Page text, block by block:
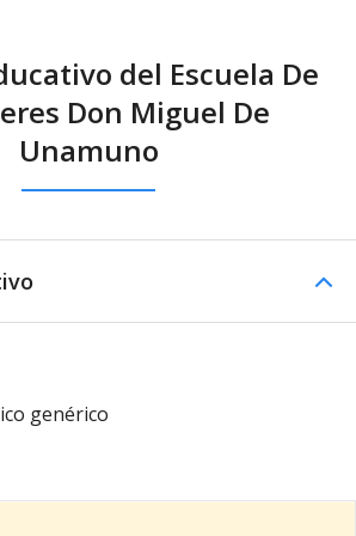
del Escuela De
Don Miguel De
Unamuno
genérico